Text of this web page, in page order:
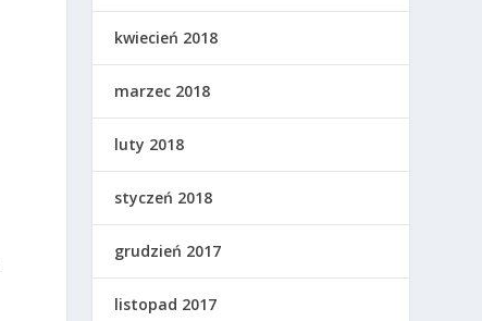
kwiecień 2018
marzec 2018
luty 2018
styczeń 2018
grudzień 2017
listopad 2017